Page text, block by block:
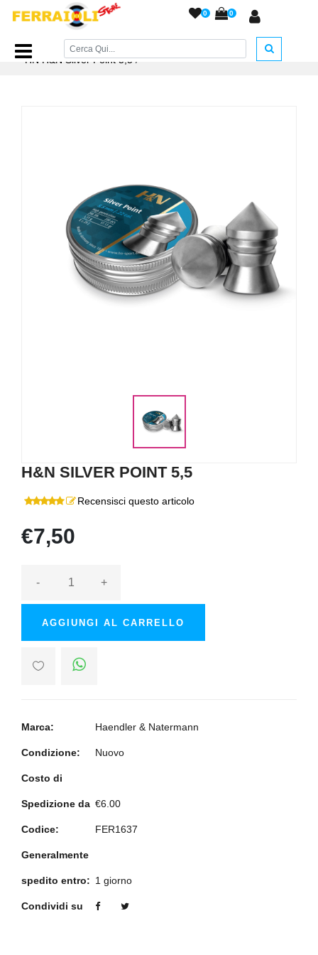
0 0
Home Page/PIOMBINI/Piombini H&N cal. 5,5 - 6,35....
HN H&N Silver Point 5,5/
H&N SILVER POINT 5,5
Recensisci questo articolo
€7,50
- +
AGGIUNGI AL CARRELLO
Marca: Haendler & Natermann
Condizione: Nuovo
Costo di
Spedizione da €6.00
Codice: FER1637
Generalmente
spedito entro: 1 giorno
Condividi su